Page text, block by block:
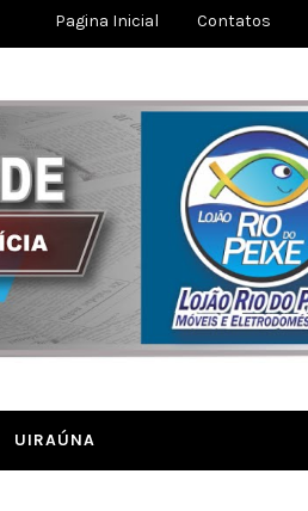
Pagina Inicial Contatos
UIRAÚNA